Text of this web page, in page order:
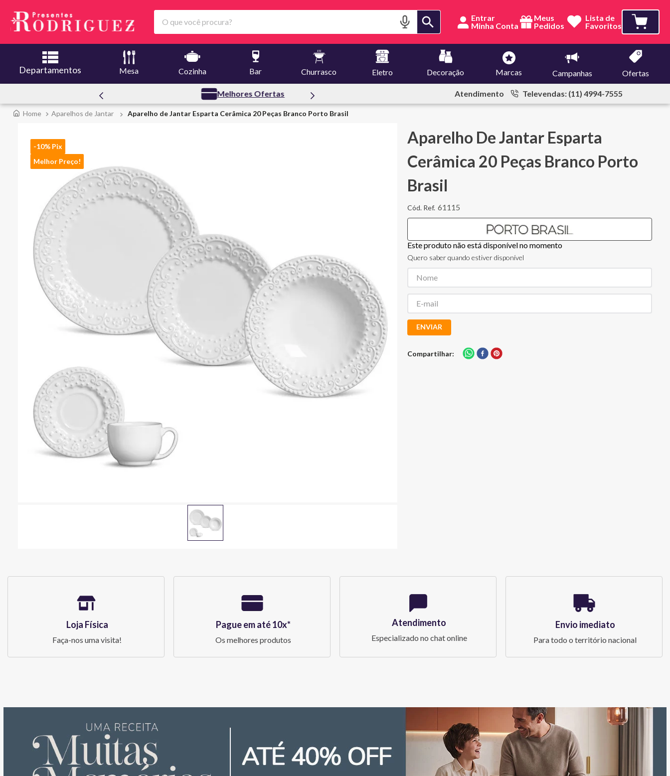
O que você procura? Entrar
Meus
Pedidos
Lista de
Favoritos
Departamentos Mesa Cozinha Bar Churrasco Eletro Decoração Marcas Campanhas Ofertas
Melhores Ofertas Atendimento Televendas: (11) 4994-7555
Aparelhos de Jantar Aparelho de Jantar Esparta Cerâmica 20 Peças Branco Porto Brasil
-10% Pix
Melhor Preço!
Aparelho De Jantar Esparta
Cerâmica 20 Peças Branco Porto
Brasil
61115
Este produto não está disponível no momento
Quero saber quando estiver disponível
ENVIAR
Compartilhar
Loja Física
Faça-nos uma visita!
Pague em até 10x*
Os melhores produtos
Atendimento
Especializado no chat online
Envio imediato
Para todo o território nacional